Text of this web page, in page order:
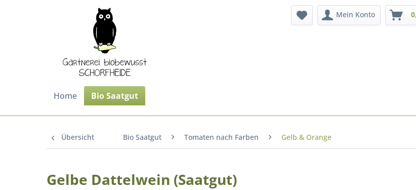
Mein Konto
Home Bio Saatgut
Übersicht Bio Saatgut Tomaten nach Farben Gelb & Orange
Gelbe Dattelwein (Saatgut)